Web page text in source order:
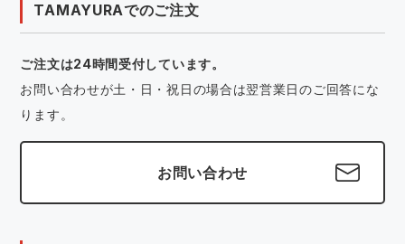
TAMAYURAでのご注文
ご注文は24時間受付しています。
お問い合わせが土・日・祝日の場合は翌営業日のご回答にな
ります。
お問い合わせ